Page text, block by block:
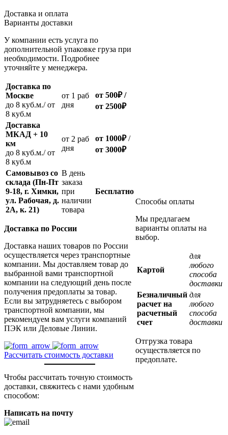
Доставка и оплата
Варианты доставки
У компании есть услуга по
дополнительной упаковке груза при
необходимости. Подробнее
уточняйте у менеджера.
Доставка по
Москве
до 8 куб.м./ от
8 куб.м
oт 1 раб
дня
от 500₽/
от 2500₽
Доставка
МКАД + 10
км
до 8 куб.м./ от
8 куб.м
oт 2 раб
дня
от 1000₽/
от 3000₽
Самовывоз со
склада (Пн-Пт
9-18, г. Химки,
ул. Рабочая, д.
2А, к. 21)
В день
заказа
при
наличии
товара
Бесплатно
Доставка по России
Доставка наших товаров по России
осуществляется через транспортные
компании. Мы доставляем товар до
выбранной вами транспортной
компании на следующий день после
получения предоплаты за товар.
Если вы затрудняетесь с выбором
транспортной компании, мы
рекомендуем вам услуги компаний
ПЭК или Деловые Линии.
Рассчитать стоимость доставки
Чтобы рассчитать точную стоимость
доставки, свяжитесь с нами удобным
способом:
Написать на почту
Способы оплаты
Мы предлагаем
варианты оплаты на
выбор.
Картой
для
любого
способа
доставки
Безналичный
расчет на
расчетный
счет
для
любого
способа
доставки
Отгрузка товара
осуществляется по
предоплате.